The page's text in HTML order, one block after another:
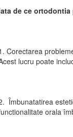
de ce
Corectarea
lucru poate
Îmbunatatirea
orala